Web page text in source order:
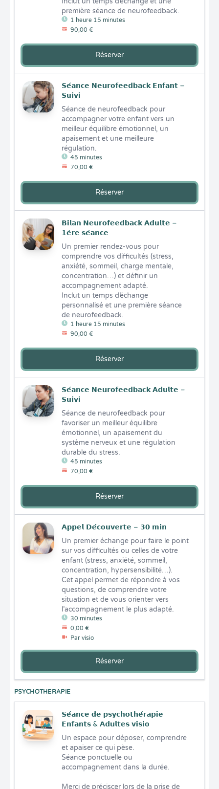
1 heure 15 minutes
90,00 €
première séance de neurofeedback.
Réserver
𝗦𝗲́𝗮𝗻𝗰𝗲 𝗡𝗲𝘂𝗿𝗼𝗳𝗲𝗲𝗱𝗯𝗮𝗰𝗸 𝗘𝗻𝗳𝗮𝗻𝘁 –
𝗦𝘂𝗶𝘃𝗶
45 minutes
70,00 €
Séance de neurofeedback pour
accompagner votre enfant vers un
meilleur équilibre émotionnel, un
apaisement et une meilleure
régulation.
Réserver
𝗕𝗶𝗹𝗮𝗻 𝗡𝗲𝘂𝗿𝗼𝗳𝗲𝗲𝗱𝗯𝗮𝗰𝗸 𝗔𝗱𝘂𝗹𝘁𝗲 –
𝟭𝗲̀𝗿𝗲 𝘀𝗲́𝗮𝗻𝗰𝗲
1 heure 15 minutes
90,00 €
Un premier rendez-vous pour
comprendre vos difficultés (stress,
anxiété, sommeil, charge mentale,
concentration…) et définir un
accompagnement adapté.
Inclut un temps d’échange
personnalisé et une première séance
de neurofeedback.
Réserver
𝗦𝗲́𝗮𝗻𝗰𝗲 𝗡𝗲𝘂𝗿𝗼𝗳𝗲𝗲𝗱𝗯𝗮𝗰𝗸 𝗔𝗱𝘂𝗹𝘁𝗲 –
𝗦𝘂𝗶𝘃𝗶
45 minutes
70,00 €
Séance de neurofeedback pour
favoriser un meilleur équilibre
émotionnel, un apaisement du
système nerveux et une régulation
durable du stress.
Réserver
𝗔𝗽𝗽𝗲𝗹 𝗗𝗲́𝗰𝗼𝘂𝘃𝗲𝗿𝘁𝗲 – 𝟯𝟬 𝗺𝗶𝗻
30 minutes
0,00 €
Par visio
Un premier échange pour faire le point
sur vos difficultés ou celles de votre
enfant (stress, anxiété, sommeil,
concentration, hypersensibilité…).
Cet appel permet de répondre à vos
questions, de comprendre votre
situation et de vous orienter vers
l’accompagnement le plus adapté.
Réserver
PSYCHOTHERAPIE
𝗦𝗲́𝗮𝗻𝗰𝗲 𝗱𝗲 𝗽𝘀𝘆𝗰𝗵𝗼𝘁𝗵𝗲́𝗿𝗮𝗽𝗶𝗲
𝗘𝗻𝗳𝗮𝗻𝘁𝘀 & 𝗔𝗱𝘂𝗹𝘁𝗲𝘀 𝘃𝗶𝘀𝗶𝗼
Un espace pour déposer, comprendre
et apaiser ce qui pèse.
Séance ponctuelle ou
accompagnement dans la durée.
Merci de préciscer lors de la prise de